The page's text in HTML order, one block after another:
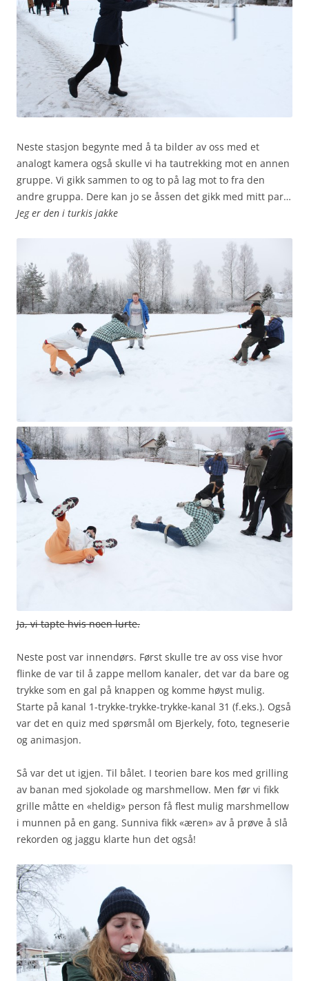
Neste stasjon begynte med å ta bilder av oss med et
analogt kamera også skulle vi ha tautrekking mot en annen
gruppe. Vi gikk sammen to og to på lag mot to fra den
andre gruppa. Dere kan jo se åssen det gikk med mitt par…
Jeg er den i turkis jakke
Ja, vi tapte hvis noen lurte.
Neste post var innendørs. Først skulle tre av oss vise hvor
flinke de var til å zappe mellom kanaler, det var da bare og
trykke som en gal på knappen og komme høyst mulig.
Starte på kanal 1-trykke-trykke-trykke-kanal 31 (f.eks.). Også
var det en quiz med spørsmål om Bjerkely, foto, tegneserie
og animasjon.
Så var det ut igjen. Til bålet. I teorien bare kos med grilling
av banan med sjokolade og marshmellow. Men før vi fikk
grille måtte en «heldig» person få flest mulig marshmellow
i munnen på en gang. Sunniva fikk «æren» av å prøve å slå
rekorden og jaggu klarte hun det også!